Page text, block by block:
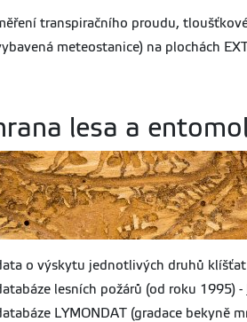
transpiračního proudu,
meteostanice) na plochách
lesa a
o výskytu jednotlivých druhů
lesních požárů (od roku 1995) -
LYMONDAT (gradace bekyně